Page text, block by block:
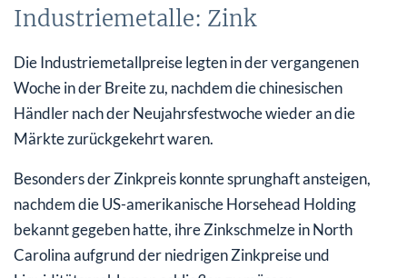
Industriemetalle: Zink
Die Industriemetallpreise legten in der vergangenen
Woche in der Breite zu, nachdem die chinesischen
Händler nach der Neujahrsfestwoche wieder an die
Märkte zurückgekehrt waren.
Besonders der Zinkpreis konnte sprunghaft ansteigen,
nachdem die US-amerikanische Horsehead Holding
bekannt gegeben hatte, ihre Zinkschmelze in North
Carolina aufgrund der niedrigen Zinkpreise und